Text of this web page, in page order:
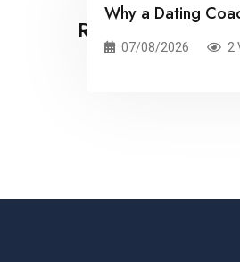
Related Posts
Why a Dating
07/08/2026 2